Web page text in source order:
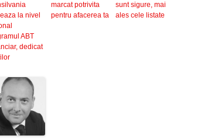
la nivel
ABT
dedicat
marcat potrivita
pentru afacerea ta
sunt sigure, mai
ales cele listate